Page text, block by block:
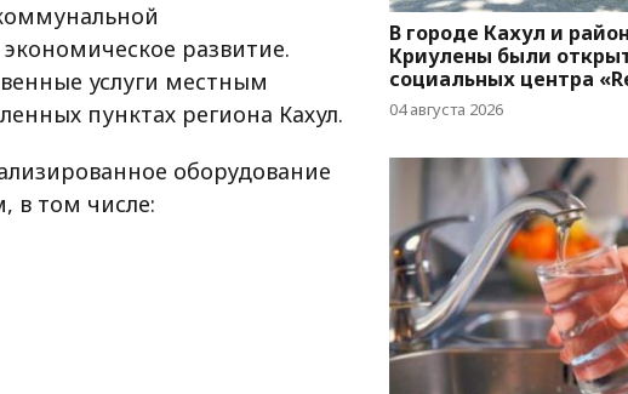
развитие.
услуги местным
пунктах региона Кахул.
оборудование
в том числе:
В городе Кахул и
Криулены были
социальных центра
04 августа 2026